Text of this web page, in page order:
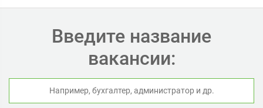
Введите название
вакансии: